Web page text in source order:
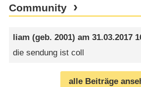
Community
liam (geb. 2001) am31.03.2017
die sendung ist coll
alle Beiträge